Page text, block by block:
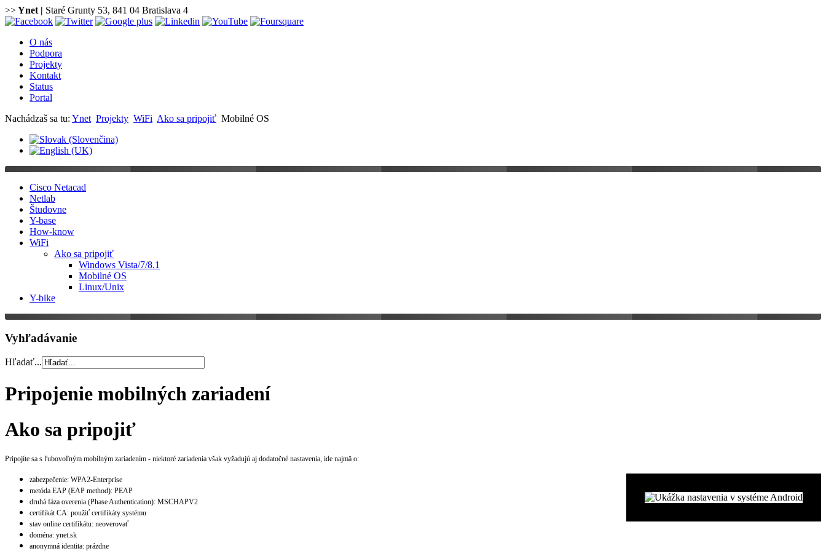
>>Ynet | Staré Grunty 53, 841 04 Bratislava 4
O nás
Podpora
Projekty
Kontakt
Status
Portal
Nachádzaš sa tu: Ynet Projekty WiFi Ako sa pripojiť Mobilné OS
Cisco Netacad
Netlab
Študovne
Y-base
How-know
WiFi
Ako sa pripojiť
Windows Vista/7/8.1
Mobilné OS
Linux/Unix
Y-bike
Vyhľadávanie
Hľadať...
Pripojenie mobilných zariadení
Ako sa pripojiť
Pripojíte sa s ľubovoľným mobilným zariadením - niektoré zariadenia však vyžadujú aj dodatočné nastavenia, ide najmä o:
zabezpečenie: WPA2-Enterprise
metóda EAP (EAP method): PEAP
druhá fáza overenia (Phase Authentication): MSCHAPV2
certifikát CA: použiť certifikáty systému
stav online certifikátu: neoverovať
doména: ynet.sk
anonymná identita: prázdne